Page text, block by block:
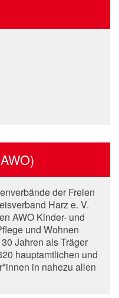
der Freien
Harz e. V.
AWO Kinder- und
und Wohnen
Jahren als Träger
hauptamtlichen und
in nahezu allen